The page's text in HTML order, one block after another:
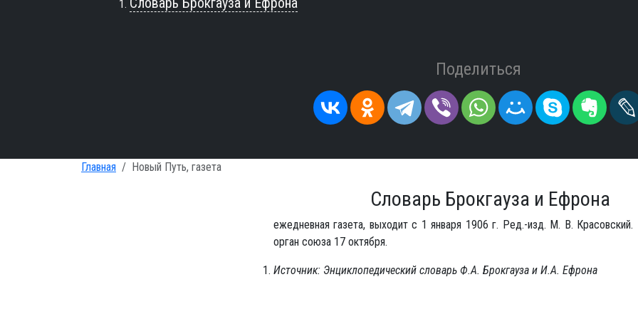
Поделиться
Главная Новый Путь, газета
Словарь Брокгауза и Ефрона
ежедневная газета, выходит с 1 января 1906 г. Ред.-изд. М. В. Красовский.
орган союза 17 октября.
Источник: Энциклопедический словарь Ф.А. Брокгауза и И.А. Ефрона